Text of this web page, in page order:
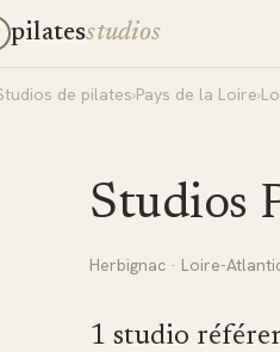
pilatesstudios
de pilates›Pays de la Loire›
Studios
Herbignac · Loire-
1 studio